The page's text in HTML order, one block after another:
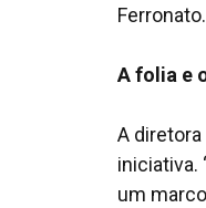
Ferronato.
A folia e
A
iniciativa.
um